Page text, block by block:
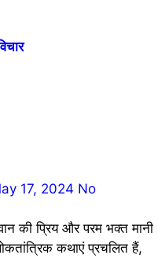
17, 2024 No
कथाएं प्रचलित हैं,